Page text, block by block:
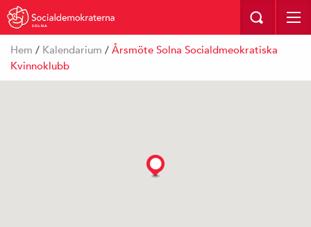
SOLNA
Hem / Kalendarium / Årsmöte Solna Socialdmeokratiska
Kvinnoklubb